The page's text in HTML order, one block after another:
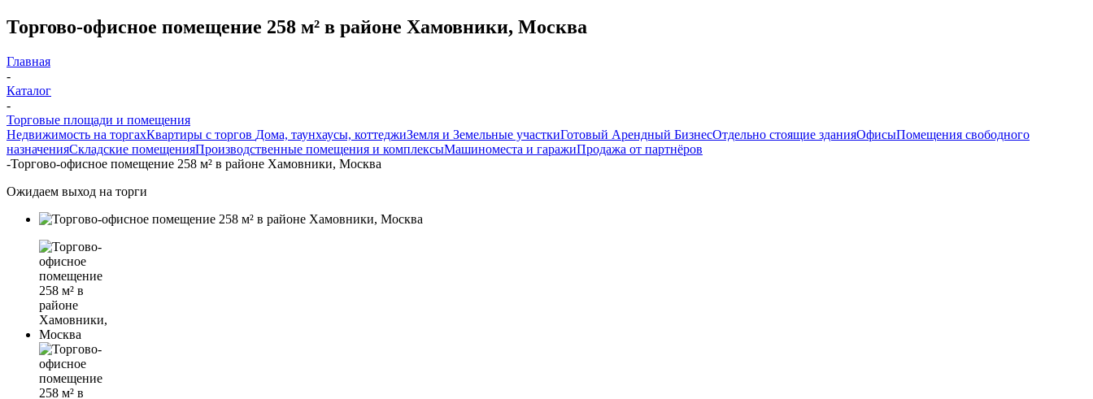
Торгово-офисное помещение 258 м² в районе Хамовники, Москва
Главная
-
Каталог
-
Торговые площади и помещения
Недвижимость на торгахКвартиры с торгов Дома, таунхаусы, коттеджиЗемля и Земельные участкиГотовый Арендный БизнесОтдельно стоящие зданияОфисыПомещения свободного
назначенияСкладские помещенияПроизводственные помещения и комплексыМашиноместа и гаражиПродажа от партнёров
-Торгово-офисное помещение 258 м² в районе Хамовники, Москва
Ожидаем выход на торги